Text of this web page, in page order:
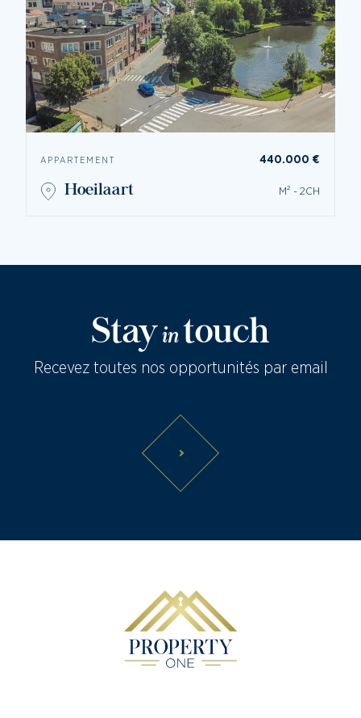
APPARTEMENT 440.000 €
hoeilaart M² - 2CH
Stayin touch
Recevez toutes nos opportunités par email